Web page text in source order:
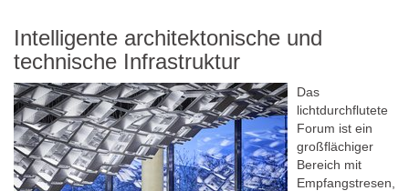
Intelligente architektonische und
technische Infrastruktur
Das
lichtdurchflutete
Forum ist ein
großflächiger
Bereich mit
Empfangstresen,